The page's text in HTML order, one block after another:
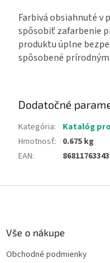
Farbivá obsiahnuté v
spôsobiť zafarbenie
produktu úplne
spôsobené
Dodatočné
Kategória:
Katalóg
Hmotnosť: 0.675 kg
EAN:
Vše o nákupe
Obchodné podmienky